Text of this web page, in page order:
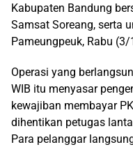
Kabupaten Bandung
Samsat Soreang, serta
Pameungpeuk, Rabu
Operasi yang
WIB itu menyasar
kewajiban membayar
dihentikan petugas
Para pelanggar